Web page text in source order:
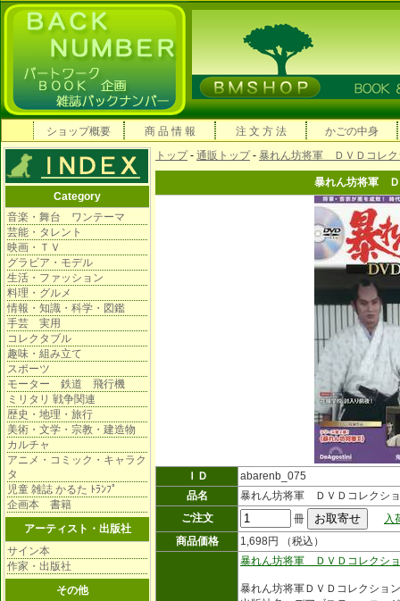
ショップ概要 商 品 情 報 注 文 方 法 かごの中身
Category
音楽・舞台 ワンテーマ
芸能・タレント
映画・ＴＶ
グラビア・モデル
生活・ファッション
料理・グルメ
情報・知識・科学・図鑑
手芸 実用
コレクタブル
趣味・組み立て
スポーツ
モーター 鉄道 飛行機
ミリタリ 戦争関連
歴史・地理・旅行
美術・文学・宗教・建造物
カルチャ
アニメ・コミック・キャラク
タ
児童 雑誌 かるた ﾄﾗﾝﾌﾟ
企画本 書籍
アーティスト・出版社
サイン本
作家・出版社
その他
トップ- 通販トップ- 暴れん坊将軍 ＤＶＤコレク
暴れん坊将軍 Ｄ
ＩＤ
abarenb_075
品名
暴れん坊将軍 ＤＶＤコレクシ
ご注文
冊
入
商品価格
1,698円 （税込）
暴れん坊将軍 ＤＶＤコレクシ
暴れん坊将軍ＤＶＤコレクショ